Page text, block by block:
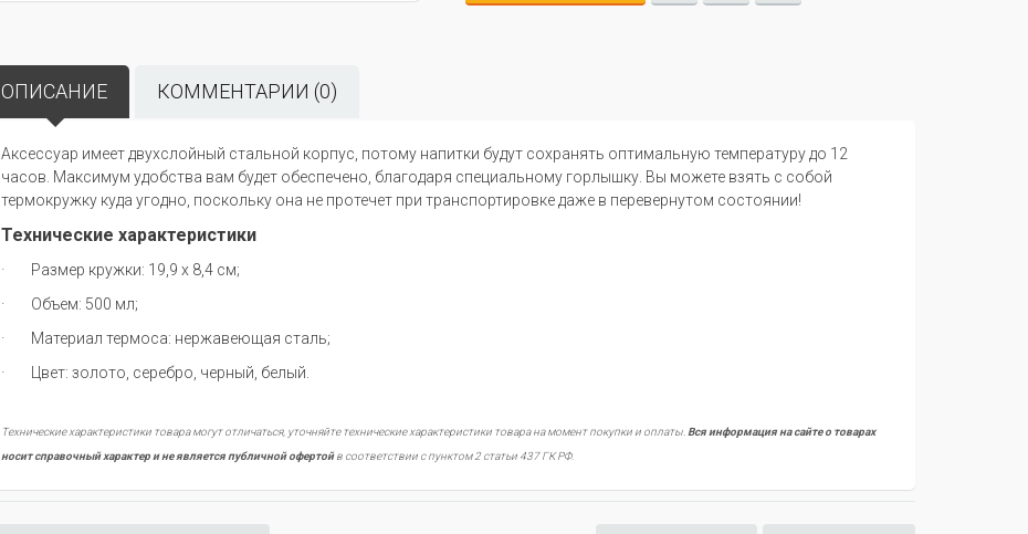
ОПИСАНИЕ КОММЕНТАРИИ (0)
Аксессуар имеет двухслойный стальной корпус, потому напитки будут сохранять оптимальную температуру до 12
часов. Максимум удобства вам будет обеспечено, благодаря специальному горлышку. Вы можете взять с собой
термокружку куда угодно, поскольку она не протечет при транспортировке даже в перевернутом состоянии!
Технические характеристики
· Размер кружки: 19,9 х 8,4 см;
· Объем: 500 мл;
· Материал термоса: нержавеющая сталь;
· Цвет: золото, серебро, черный, белый.
Технические характеристики товара могут отличаться, уточняйте технические характеристики товара на момент покупки и оплаты. Вся информация на сайте о товарах
носит справочный характер и не является публичной офертойв соответствии с пунктом 2 статьи 437 ГК РФ.